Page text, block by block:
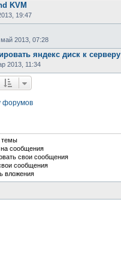
KVM
19:47
май 2013, 07:28
яндекс диск к серверу
2013, 11:34
форумов
темы
на сообщения
свои сообщения
сообщения
вложения